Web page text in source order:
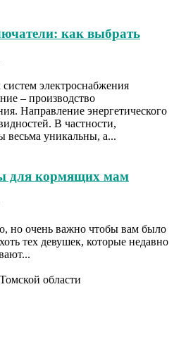
как выбрать
электроснабжения
– производство
Направление энергетического
В частности,
весьма уникальны, а...
для кормящих мам
но очень важно чтобы вам было
тех девушек, которые недавно
области